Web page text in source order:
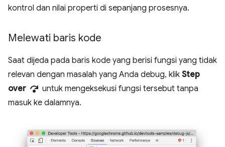
kontrol dan nilai properti di sepanjang prosesnya.
Melewati baris kode
Saat dijeda pada baris kode yang berisi fungsi yang tidak
relevan dengan masalah yang Anda debug, klik Step
over step_over untuk mengeksekusi fungsi tersebut tanpa
masuk ke dalamnya.